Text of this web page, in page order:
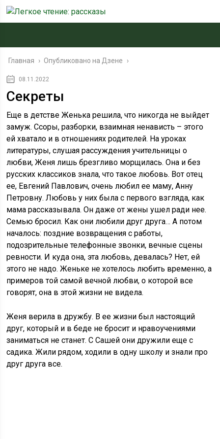
Главная › Опубликовано на Дзене ›
08.11.2022
Секреты
Еще в детстве Женька решила, что никогда не выйдет
замуж. Ссоры, разборки, взаимная ненависть – этого
ей хватало и в отношениях родителей. На уроках
литературы, слушая рассуждения учительницы о
любви, Женя лишь брезгливо морщилась. Она и без
русских классиков знала, что такое любовь. Вот отец
ее, Евгений Павлович, очень любил ее маму, Анну
Петровну. Любовь у них была с первого взгляда, как
мама рассказывала. Он даже от жены ушел ради нее.
Семью бросил. Как они любили друг друга… А потом
началось: поздние возвращения с работы,
подозрительные телефонные звонки, вечные сцены
ревности. И куда она, эта любовь, девалась? Нет, ей
этого не надо. Женьке не хотелось любить временно, а
примеров той самой вечной любви, о которой все
говорят, она в этой жизни не видела.
Женя верила в дружбу. В ее жизни был настоящий
друг, который и в беде не бросит и нравоучениями
заниматься не станет. С Сашей они дружили еще с
садика. Жили рядом, ходили в одну школу и знали про
друг друга все.